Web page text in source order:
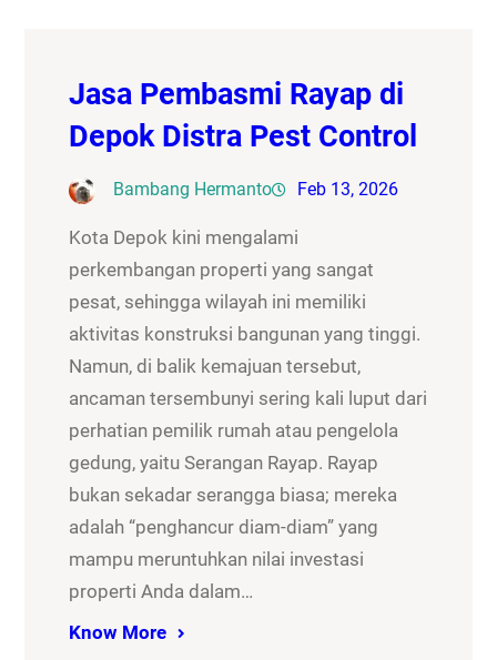
Jasa Pembasmi Rayap di
Depok Distra Pest Control
Bambang Hermanto Feb 13, 2026
Kota Depok kini mengalami
perkembangan properti yang sangat
pesat, sehingga wilayah ini memiliki
aktivitas konstruksi bangunan yang tinggi.
Namun, di balik kemajuan tersebut,
ancaman tersembunyi sering kali luput dari
perhatian pemilik rumah atau pengelola
gedung, yaitu Serangan Rayap. Rayap
bukan sekadar serangga biasa; mereka
adalah “penghancur diam-diam” yang
mampu meruntuhkan nilai investasi
properti Anda dalam…
Know More